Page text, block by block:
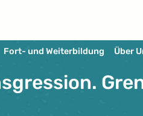
Fort- und Weiterbildung Über